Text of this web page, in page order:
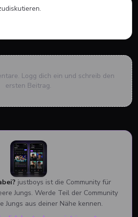
Logg dich ein und schreib den
ersten Beitrag.
justboys ist die Community für
Jungs. Werde Teil der Community
Jungs aus deiner Nähe kennen.